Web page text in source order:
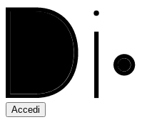
Accedi